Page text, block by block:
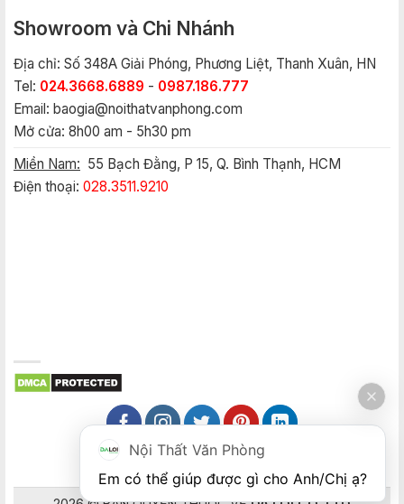
Showroom và Chi Nhánh
Địa chỉ: Số 348A Giải Phóng, Phương Liệt, Thanh Xuân, HN
Tel: 024.3668.6889 - 0987.186.777
Email: baogia@noithatvanphong.com
Mở cửa: 8h00 am - 5h30 pm
Miền Nam: 55 Bạch Đằng, P 15, Q. Bình Thạnh, HCM
Điện thoại: 028.3511.9210
Nội Thất Văn Phòng